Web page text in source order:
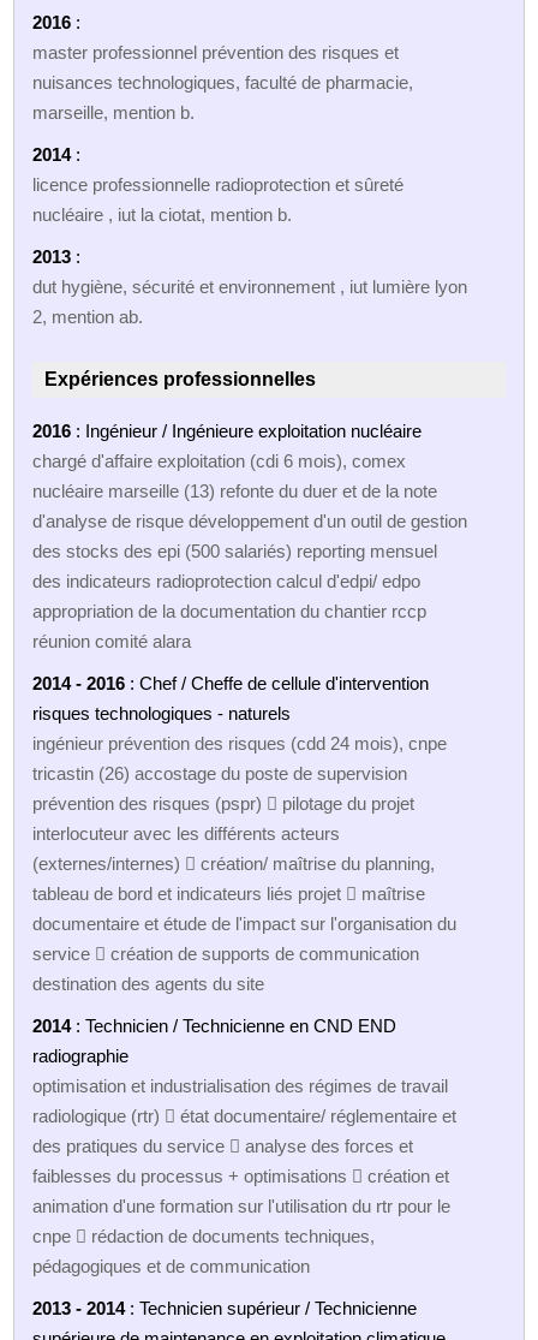
2016 :
master professionnel prévention des risques et
nuisances technologiques, faculté de pharmacie,
marseille, mention b.
2014:
licence professionnelle radioprotection et sûreté
nucléaire , iut la ciotat, mention b.
2013 :
dut hygiène, sécurité et environnement , iut lumière lyon
2, mention ab.
Expériences professionnelles
2016 : Ingénieur / Ingénieure exploitation nucléaire
chargé d'affaire exploitation (cdi 6 mois), comex
nucléaire marseille (13) refonte du duer et de la note
d'analyse de risque développement d'un outil de gestion
des stocks des epi (500 salariés) reporting mensuel
des indicateurs radioprotection calcul d'edpi/ edpo
appropriation de la documentation du chantier rccp
réunion comité alara
2014 - 2016 : Chef / Cheffe de cellule d'intervention
risques technologiques - naturels
ingénieur prévention des risques (cdd 24 mois), cnpe
tricastin (26) accostage du poste de supervision
prévention des risques (pspr)  pilotage du projet
interlocuteur avec les différents acteurs
(externes/internes)  création/ maîtrise du planning,
tableau de bord et indicateurs liés projet  maîtrise
documentaire et étude de l'impact sur l'organisation du
service  création de supports de communication
destination des agents du site
2014: Technicien / Technicienne en CND END
radiographie
optimisation et industrialisation des régimes de travail
radiologique (rtr)  état documentaire/ réglementaire et
des pratiques du service  analyse des forces et
faiblesses du processus + optimisations  création et
animation d'une formation sur l'utilisation du rtr pour le
cnpe  rédaction de documents techniques,
pédagogiques et de communication
2013 - 2014: Technicien supérieur / Technicienne